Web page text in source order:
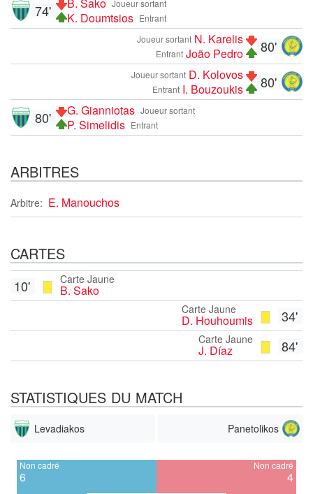
Joueur sortant
Entrant
K. Doumtsios
74'
80'
Joueur sortant N. Karelis
Entrant João Pedro
80'
Joueur sortant D. Kolovos
Entrant I. Bouzoukis
Joueur sortant
G. Gianniotas
Entrant
P. Simelidis
80'
ARBITRES
Arbitre: E. Manouchos
CARTES
Carte Jaune
B. Sako
10'
34'
Carte Jaune
D. Houhoumis
84'
Carte Jaune
J. Díaz
STATISTIQUES DU MATCH
Levadiakos Panetolikos
Non cadré
6
Non cadré
4